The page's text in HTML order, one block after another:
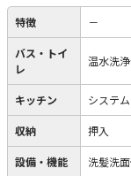
特徴 －
バス・トイ
レ
温水洗
キッチン システ
収納 押入
設備・機能 洗髪洗